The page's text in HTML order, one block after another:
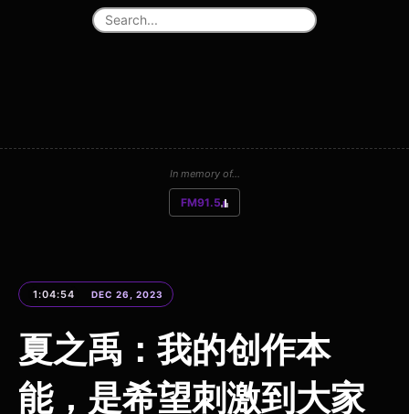
In memory of...
FM91.5
1:04:54 DEC 26, 2023
夏之禹：我的创作本
能，是希望刺激到大家